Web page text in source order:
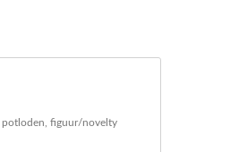
potloden, figuur/novelty